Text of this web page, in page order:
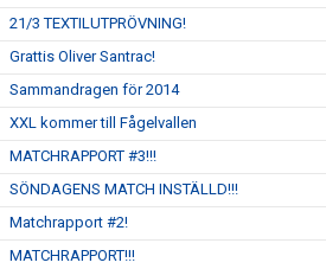
21/3 TEXTILUTPRÖVNING!
Grattis Oliver Santrac!
Sammandragen för 2014
XXL kommer till Fågelvallen
MATCHRAPPORT #3!!!
SÖNDAGENS MATCH INSTÄLLD!!!
Matchrapport #2!
MATCHRAPPORT!!!